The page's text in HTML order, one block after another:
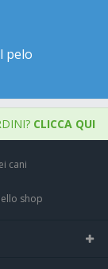
pelo
CLICCA QUI
cani
shop